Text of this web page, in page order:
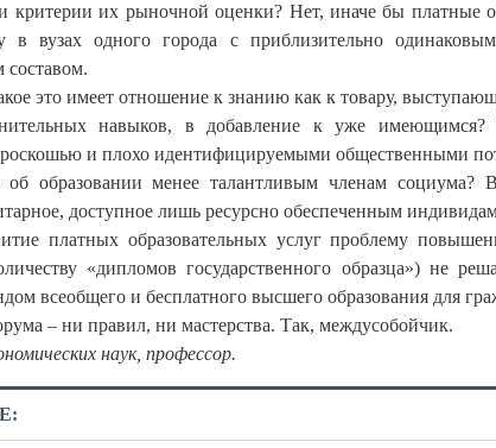
критерии их рыночной оценки? Нет, иначе бы платные
в вузах одного города с приблизительно
составом.
это имеет отношение к знанию как к товару,
навыков, в добавление к уже имеющимся?
роскошью и плохо идентифицируемыми общественными
образовании менее талантливым членам социума?
доступное лишь ресурсно обеспеченным
платных образовательных услуг проблему
«дипломов государственного образца») не
всеобщего и бесплатного высшего образования для
– ни правил, ни мастерства. Так, междусобойчик.
наук, профессор.